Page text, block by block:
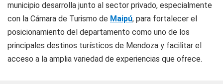
municipio desarrolla junto al sector privado, especialmente
con la Cámara de Turismo de Maipú, para fortalecer el
posicionamiento del departamento como uno de los
principales destinos turísticos de Mendoza y facilitar el
acceso a la amplia variedad de experiencias que ofrece.